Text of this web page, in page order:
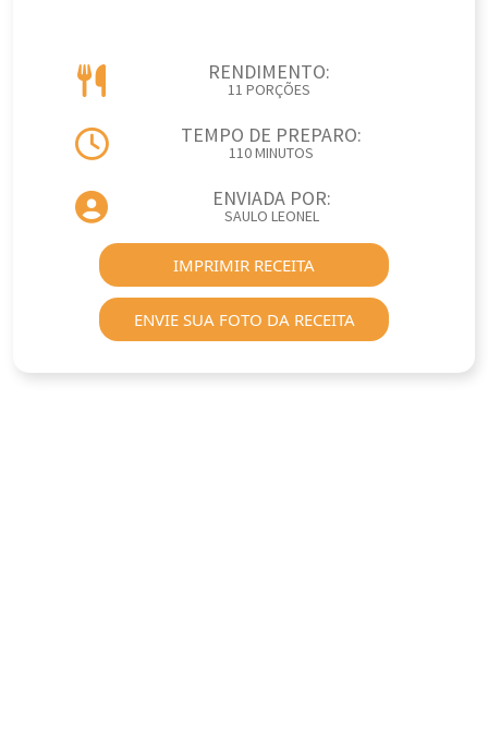
RENDIMENTO:
11 PORÇÕES
TEMPO DE PREPARO:
110 MINUTOS
ENVIADA POR:
SAULO LEONEL
IMPRIMIR RECEITA
ENVIE SUA FOTO DA RECEITA